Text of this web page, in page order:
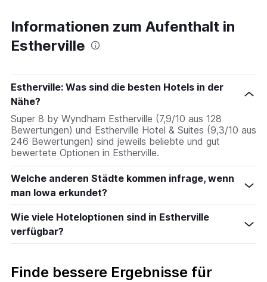
Informationen zum Aufenthalt in
Estherville
Estherville: Was sind die besten Hotels in der
Nähe?
Super 8 by Wyndham Estherville (7,9/10 aus 128
Bewertungen) und Estherville Hotel & Suites (9,3/10 aus
246 Bewertungen) sind jeweils beliebte und gut
bewertete Optionen in Estherville.
Welche anderen Städte kommen infrage, wenn
man Iowa erkundet?
Wie viele Hoteloptionen sind in Estherville
verfügbar?
Finde bessere Ergebnisse für